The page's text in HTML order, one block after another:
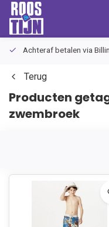
Achteraf betalen via
Terug
Producten
zwembroek